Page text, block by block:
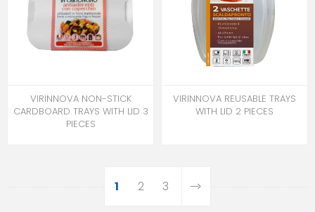
VIRINNOVA NON-STICK
CARDBOARD TRAYS WITH LID 3
PIECES
VIRINNOVA REUSABLE TRAYS
WITH LID 2 PIECES
1 2 3